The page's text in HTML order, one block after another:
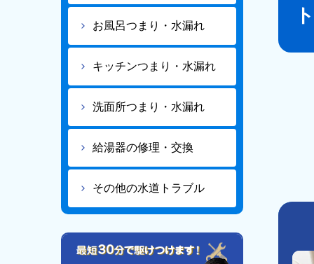
お風呂つまり・水漏れ
キッチンつまり・水漏れ
洗面所つまり・水漏れ
給湯器の修理・交換
その他の水道トラブル